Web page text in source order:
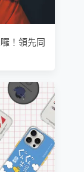
！領先同